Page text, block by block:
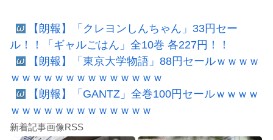
【朗報】「クレヨンしんちゃん」33円セー
ル！！「ギャルごはん」全10巻 各227円！！
【朗報】「東京大学物語」88円セールｗｗｗｗ
ｗｗｗｗｗｗｗｗｗｗｗｗｗｗ
【朗報】「GANTZ」全巻100円セールｗｗｗｗ
ｗｗｗｗｗｗｗｗｗｗｗｗｗ
新着記事画像RSS